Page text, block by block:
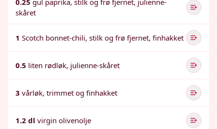
0.25 gul paprika, stilk og frø fjernet, julienne-
skåret
1 Scotch bonnet-chili, stilk og frø fjernet, finhakket
0.5 liten rødløk, julienne-skåret
3 vårløk, trimmet og finhakket
1.2 dl virgin olivenolje